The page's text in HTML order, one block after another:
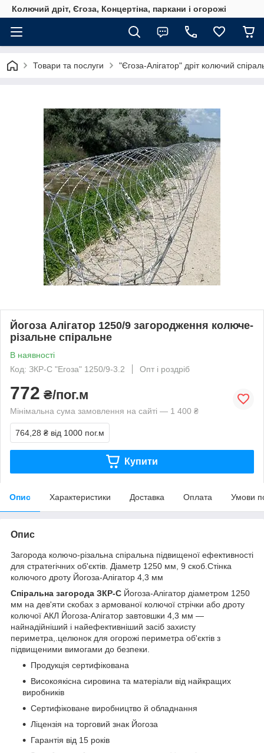
Колючий дріт, Єгоза, Концертіна, паркани і огорожі
Товари та послуги "Єгоза-Алігатор" дріт колючий
Йогоза Алігатор 1250/9 загородження колюче-
різальне спіральне
В наявності
Код: ЗКР-С "Егоза" 1250/9-3.2
Опт і роздріб
772 ₴/пог.м
Мінімальна сума замовлення на сайті — 1 400 ₴
764,28 ₴ від 1000 пог.м
Купити
Опис Характеристики Доставка Оплата Умови
Опис
Загорода колючо-різальна спіральна підвищеної ефективності
для стратегічних об'єктів. Діаметр 1250 мм, 9 скоб.Стінка
колючого дроту Йогоза-Алігатор 4,3 мм
Спіральна загорода ЗКР-С Йогоза-Алігатор діаметром 1250
мм на дев'яти скобах з армованої колючої стрічки або дроту
колючої АКЛ Йогоза-Алігатор завтовшки 4,3 мм —
найнадійніший і найефективніший засіб захисту
периметра,.целюнок для огорожі периметра об'єктів з
підвищеними вимогами до безпеки.
Продукція сертифікована
Високоякісна сировина та матеріали від найкращих
виробників
Сертифіковане виробництво й обладнання
Ліцензія на торговий знак Йогоза
Гарантія від 15 років